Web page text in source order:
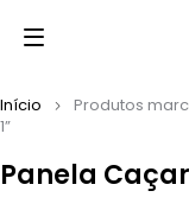
Panela
Início
Produtos
1”